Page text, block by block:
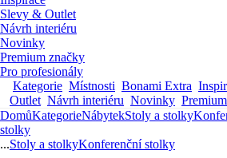
Slevy & Outlet
Návrh interiéru
Novinky
Premium značky
Pro profesionály
Kategorie Místnosti Bonami Extra
Outlet Návrh interiéru Novinky
DomůKategorieNábytekStoly a stolky
stolky
...Stoly a stolkyKonferenční stolky